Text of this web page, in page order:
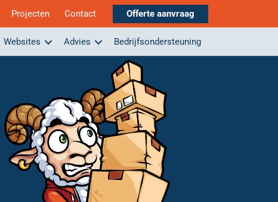
Projecten Contact Offerte aanvraag
Websites Advies Bedrijfsondersteuning